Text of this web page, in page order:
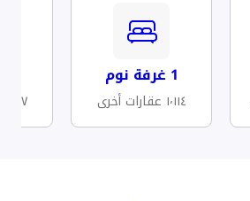
1 غرفة نوم
١٬١١٤ عقارات أخرى ١٬١٠٧ عقارات أخرى